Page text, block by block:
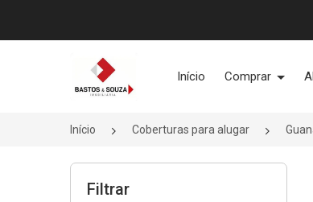
Página inicial
Início Comprar
Início Coberturas para alugar
Filtrar